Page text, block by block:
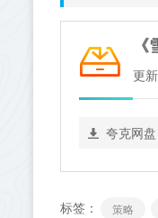
更
夸克网盘
标签： 策略